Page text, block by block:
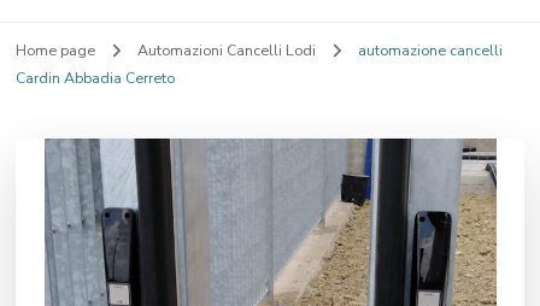
Home page Automazioni Cancelli Lodi
automazione cancelli
Cardin Abbadia Cerreto